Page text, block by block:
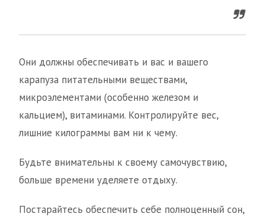
Они должны обеспечивать и вас и вашего
карапуза питательными веществами,
микроэлементами (особенно железом и
кальцием), витаминами. Контролируйте вес,
лишние килограммы вам ни к чему.
Будьте внимательны к своему самочувствию,
больше времени уделяете отдыху.
Постарайтесь обеспечить себе полноценный сон,